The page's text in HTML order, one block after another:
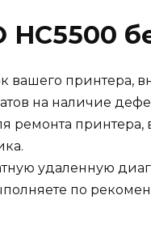
HC5500
принтера,
на наличие
принтера,
удаленную
по